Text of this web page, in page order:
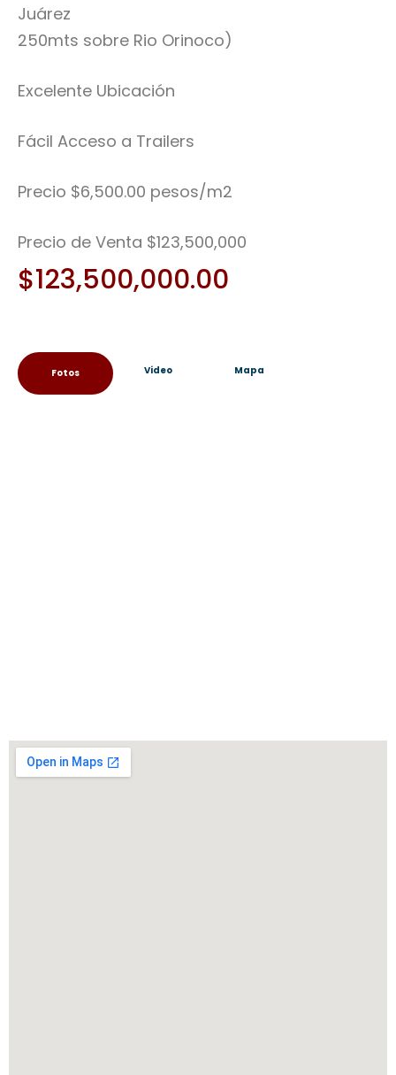
Juárez
250mts sobre Rio Orinoco)
Excelente Ubicación
Fácil Acceso a Trailers
Precio $6,500.00 pesos/m2
Precio de Venta $123,500,000
$123,500,000.00
Fotos Video Mapa